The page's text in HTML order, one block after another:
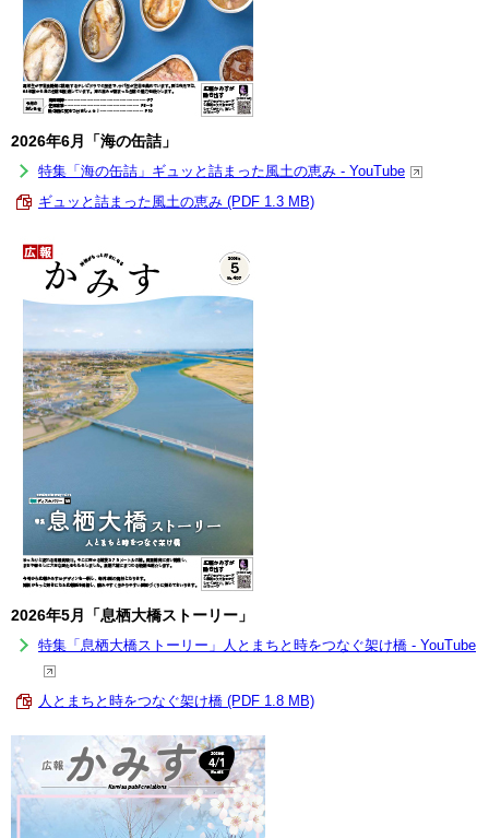
2026年6月「海の缶詰」
特集「海の缶詰」ギュッと詰まった風土の恵み - YouTube
ギュッと詰まった風土の恵み (PDF 1.3 MB)
2026年5月「息栖大橋ストーリー」
特集「息栖大橋ストーリー」人とまちと時をつなぐ架け橋 - YouTube
人とまちと時をつなぐ架け橋 (PDF 1.8 MB)